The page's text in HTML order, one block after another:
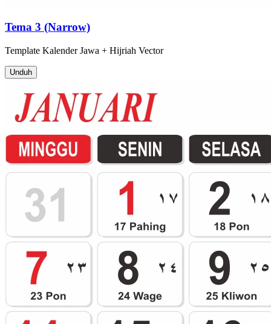
Tema 3 (Narrow)
Template Kalender Jawa + Hijriah Vector
Unduh